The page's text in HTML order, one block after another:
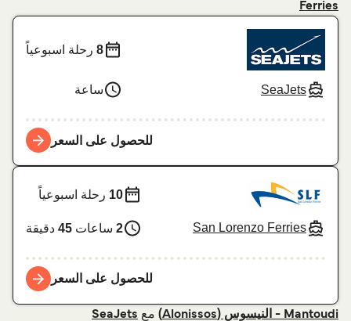
Ferries
SeaJets
8رحلة اسبوعياً
ساعة
للحصول على السعر
San Lorenzo Ferries
10رحلة اسبوعياً
2 ساعات45دقيقة
للحصول على السعر
Mantoudi - النيسوس (Alonissos) معSeaJets